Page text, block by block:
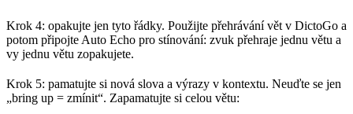
Krok 4: opakujte jen tyto řádky. Použijte přehrávání vět v DictoGo a
potom připojte Auto Echo pro stínování: zvuk přehraje jednu větu a
vy jednu větu zopakujete.
Krok 5: pamatujte si nová slova a výrazy v kontextu. Neuďte se jen
„bring up = zmínit“. Zapamatujte si celou větu: